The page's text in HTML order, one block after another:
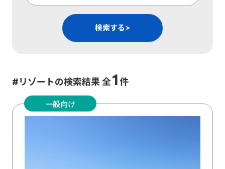
検索する
#リゾートの検索結果 全1 件
一般向け